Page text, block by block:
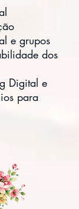
e grupos
dos
Digital e
para